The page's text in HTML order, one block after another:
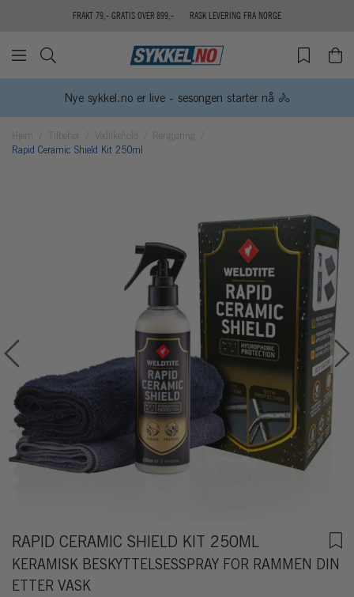
FRAKT 79,- GRATIS OVER 899,- RASK LEVERING FRA NORGE
Nye sykkel.no er live - sesongen starter nå 🚴
Hjem Vedlikehold
Rapid Ceramic Shield Kit 250ml
RAPID CERAMIC SHIELD KIT 250ML
KERAMISK BESKYTTELSESSPRAY FOR RAMMEN DIN
ETTER VASK